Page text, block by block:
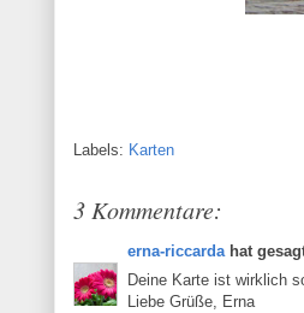
Labels: Karten
3 Kommentare:
erna-riccarda hat
Deine Karte ist wirklich
Liebe Grüße, Erna